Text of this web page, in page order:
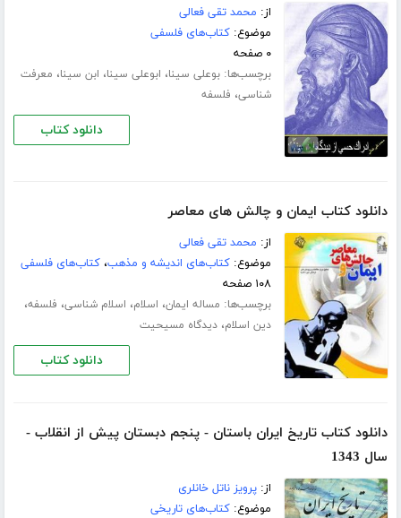
از: محمد تقی فعالی
موضوع:کتاب‌های فلسفی
۰ صفحه
برچسب‌ها:بوعلی سینا، ابوعلی سینا، ابن سینا، معرفت
شناسى، فلسفه
دانلود کتاب
دانلود کتاب ایمان و چالش های معاصر
از: محمد تقی فعالی
موضوع:کتاب‌های اندیشه و مذهب،کتاب‌های فلسفی
۱۰۸ صفحه
برچسب‌ها: مساله ایمان، اسلام، اسلام شناسی، فلسفه،
دین اسلام،دیدگاه مسیحیت
دانلود کتاب
دانلود کتاب تاریخ ایران باستان - پنجم دبستان پیش از انقلاب -
سال 1343
از:پرویز ناتل خانلری
موضوع:کتاب‌های تاریخی